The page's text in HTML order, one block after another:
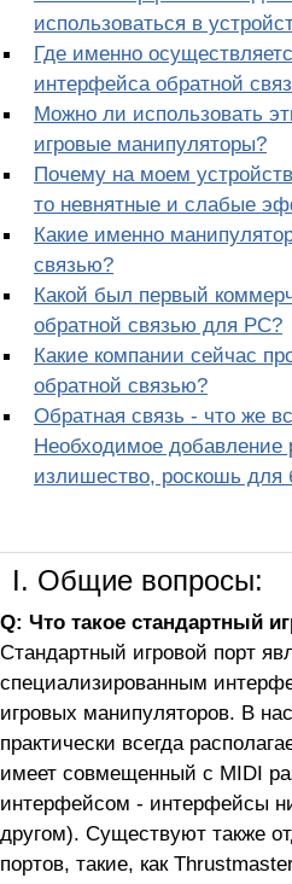
использоваться в
Где именно
интерфейса обратной
Можно ли использовать
игровые манипуляторы?
Почему на моем
то невнятные и слабые
Какие именно
связью?
Какой был первый
обратной связью для PC?
Какие компании сейчас
обратной связью?
Обратная связь - что же
Необходимое добавление
излишество, роскошь для
I. Общие вопросы:
Q: Что такое стандартный
Стандартный игровой порт
специализированным
игровых манипуляторов. В
практически всегда
имеет совмещенный с MIDI
интерфейсом - интерфейсы
другом). Существуют также
портов, такие, как